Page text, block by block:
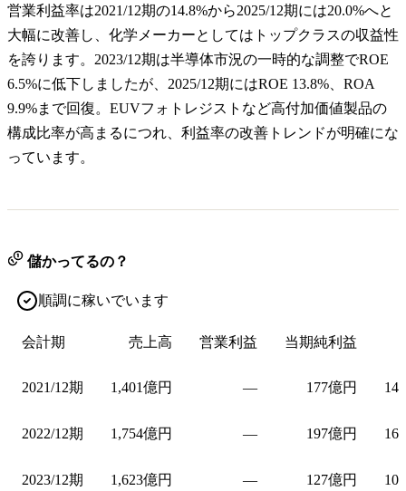
営業利益率は2021/12期の14.8%から2025/12期には20.0%へと
大幅に改善し、化学メーカーとしてはトップクラスの収益性
を誇ります。2023/12期は半導体市況の一時的な調整でROE
6.5%に低下しましたが、2025/12期にはROE 13.8%、ROA
9.9%まで回復。EUVフォトレジストなど高付加価値製品の
構成比率が高まるにつれ、利益率の改善トレンドが明確にな
っています。
儲かってるの？
順調に稼いでいます
会計期 売上高 営業利益 当期純利益
2021/12期 1,401億円 — 177億円
2022/12期 1,754億円 — 197億円
2023/12期 1,623億円 — 127億円